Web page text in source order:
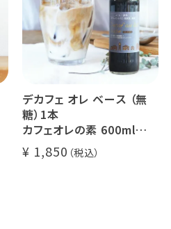
デカフェ オレ ベース （無
糖）1本
カフェオレの素 600ml
瓶タイプ 4~5倍希釈 / 砂
糖不使用
1,850